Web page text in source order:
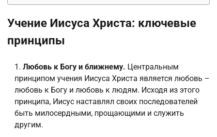
Учение Иисуса Христа: ключевые
принципы
Любовь к Богу и ближнему. Центральным
принципом учения Иисуса Христа является любовь –
любовь к Богу и любовь к людям. Исходя из этого
принципа, Иисус наставлял своих последователей
быть милосердными, прощающими и служить
другим.